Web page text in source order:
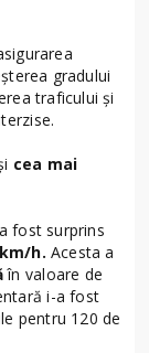
gradului
traficului și
cea mai
fost surprins
h. Acesta a
în valoare de
i-a fost
pentru 120 de